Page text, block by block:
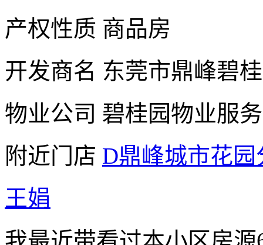
产权性质 商品房
开发商名 东莞市鼎峰碧
物业公司 碧桂园物业服
附近门店 D鼎峰城市花园
王娟